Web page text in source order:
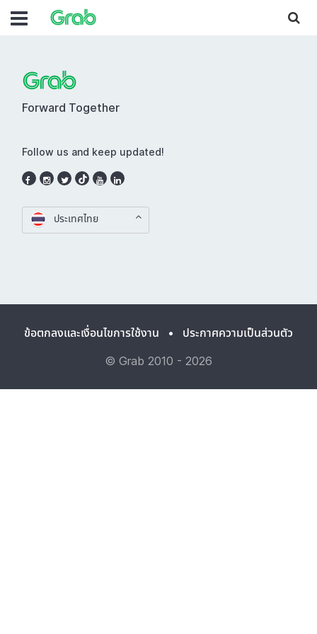
Forward Together
Follow us and keep updated!
ประเทศไทย
ข้อตกลงและเงื่อนไขการใช้งาน •
ประกาศความเป็นส่วนตัว
© Grab 2010 - 2026